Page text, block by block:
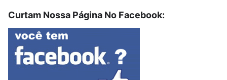
Curtam Nossa Página No Facebook: